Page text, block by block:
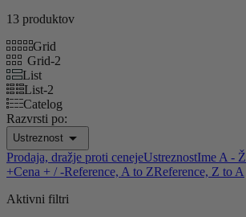
13 produktov
Grid
Grid-2
List
List-2
Catelog
Razvrsti po:
Ustreznost 
Prodaja, dražje proti cenejeUstreznostIme A - Ž
+Cena + / -Reference, A to ZReference, Z to A
Aktivni filtri